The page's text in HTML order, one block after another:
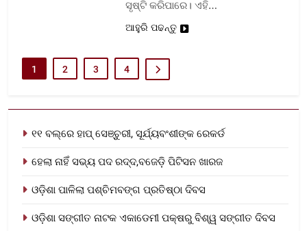
ସୃଷ୍ଟି କରିପାରେ। ଏହି…
ଆହୁରି ପଢନ୍ତୁ
1 2 3 4
୧୧ ବଲ୍‌ରେ ହାପ୍ ସେଞ୍ଚୁରୀ, ସୂର୍ଯ୍ୟବଂଶୀଙ୍କ ରେକର୍ଡ
ହେଲା ନାହିଁ ସଭ୍ୟ ପଦ ରଦ୍ଦ,ବଜେଡ଼ି ପିଟିସନ ଖାରଜ
ଓଡ଼ିଶା ପାଳିଲା ପଶ୍ଚିମବଙ୍ଗ ପ୍ରତିଷ୍ଠା ଦିବସ
ଓଡ଼ିଶା ସଙ୍ଗୀତ ନାଟକ ଏକାଡେମୀ ପକ୍ଷରୁ ବିଶ୍ୱ ସଙ୍ଗୀତ ଦିବସ